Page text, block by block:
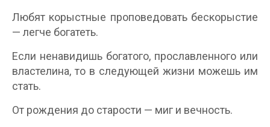
Любят корыстные проповедовать бескорыстие
— легче богатеть.
Если ненавидишь богатого, прославленного или
властелина, то в следующей жизни можешь им
стать.
От рождения до старости — миг и вечность.